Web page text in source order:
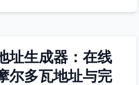
址生成器：在线
尔多瓦地址与完